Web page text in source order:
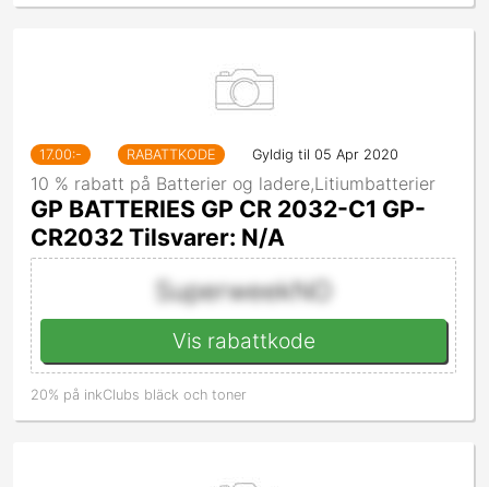
17.00:- RABATTKODE Gyldig til 05 Apr 2020
10 % rabatt på Batterier og ladere,Litiumbatterier
GP BATTERIES GP CR 2032-C1 GP-
CR2032 Tilsvarer: N/A
SuperweekNO
Vis rabattkode
20% på inkClubs bläck och toner